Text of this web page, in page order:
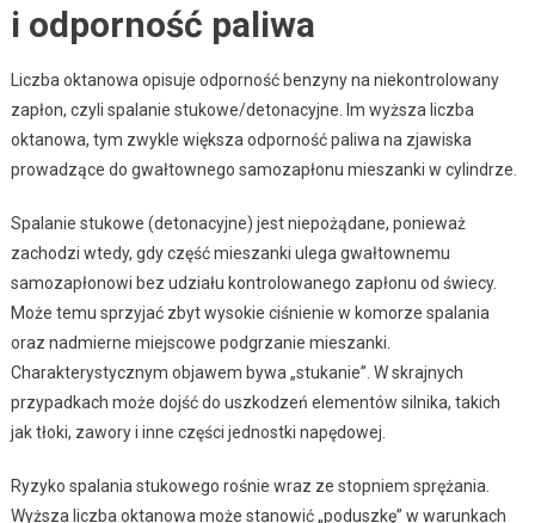
i odporność paliwa
Liczba oktanowa opisuje odporność benzyny na niekontrolowany
zapłon, czyli spalanie stukowe/detonacyjne. Im wyższa liczba
oktanowa, tym zwykle większa odporność paliwa na zjawiska
prowadzące do gwałtownego samozapłonu mieszanki w cylindrze.
Spalanie stukowe (detonacyjne) jest niepożądane, ponieważ
zachodzi wtedy, gdy część mieszanki ulega gwałtownemu
samozapłonowi bez udziału kontrolowanego zapłonu od świecy.
Może temu sprzyjać zbyt wysokie ciśnienie w komorze spalania
oraz nadmierne miejscowe podgrzanie mieszanki.
Charakterystycznym objawem bywa „stukanie”. W skrajnych
przypadkach może dojść do uszkodzeń elementów silnika, takich
jak tłoki, zawory i inne części jednostki napędowej.
Ryzyko spalania stukowego rośnie wraz ze stopniem sprężania.
Wyższa liczba oktanowa może stanowić „poduszkę” w warunkach